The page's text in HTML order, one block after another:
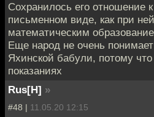
Сохранилось его отношение
письменном виде, как при
математическим
Еще народ не очень
Яхинской бабули, потому
показаниях
Rus[H] »
#48 | 11.05.20 12:15